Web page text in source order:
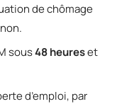
de chômage
sous48 heureset
d’emploi, par